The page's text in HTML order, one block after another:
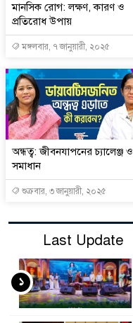
মানসিক রোগ: লক্ষণ, কারণ ও
প্রতিরোধ উপায়
মঙ্গলবার, ৭ জানুয়ারী, ২০২৫
অন্ধত্ব: জীবনযাপনের চ্যালেঞ্জ ও
সমাধান
শুক্রবার, ৩ জানুয়ারী, ২০২৫
Last Update
১